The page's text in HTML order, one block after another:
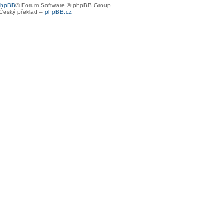
® Forum Software © phpBB Group
překlad – phpBB.cz